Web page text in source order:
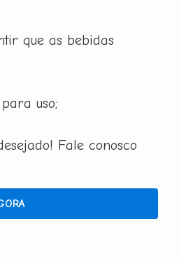
que as bebidas
uso;
Fale conosco